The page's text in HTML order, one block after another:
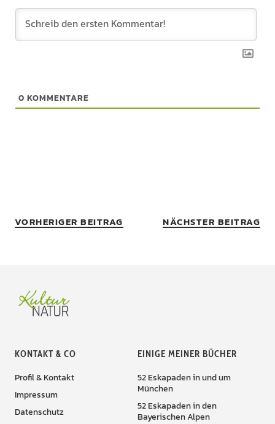
0 KOMMENTARE
VORHERIGER BEITRAG NÄCHSTER BEITRAG
KONTAKT & CO
Profil & Kontakt
Impressum
Datenschutz
EINIGE MEINER BÜCHER
52 Eskapaden in und um
München
52 Eskapaden in den
Bayerischen Alpen